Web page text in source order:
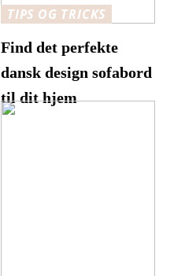
TIPS OG TRICKS
Find det perfekte
dansk design sofabord
til dit hjem